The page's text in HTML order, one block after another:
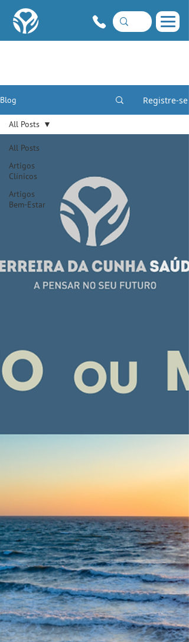
Blog Registre-se
All Posts
Artigos
Clínicos
Artigos
Bem-Estar
All Posts